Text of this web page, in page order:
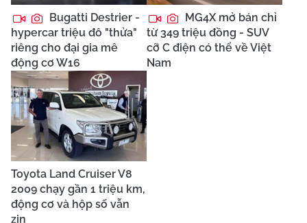
Bugatti Destrier -
hypercar triệu đô "thửa"
riêng cho đại gia mê
động cơ W16
MG4X mở bán chỉ
từ 349 triệu đồng - SUV
cỡ C điện có thể về Việt
Nam
Toyota Land Cruiser V8
2009 chạy gần 1 triệu km,
động cơ và hộp số vẫn
zin